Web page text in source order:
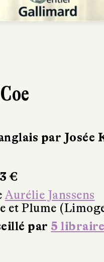
par Josée
€
Aurélie Janssens
et Plume
par 5